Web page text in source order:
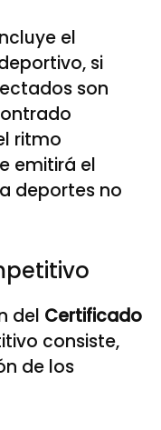
el
si
son
ritmo
emitirá el
deportes no
del Certificado
consiste,
de los